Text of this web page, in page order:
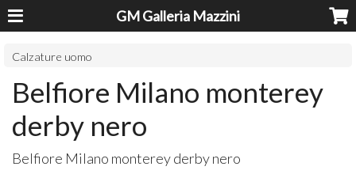
GM Galleria Mazzini
Calzature uomo
Belfiore Milano monterey
derby nero
​Belfiore Milano monterey derby nero